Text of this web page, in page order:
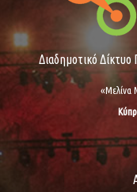
Διαδημοτικό
«Μελίνα